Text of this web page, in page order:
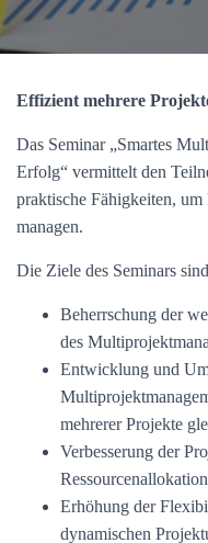
Effizient mehrere
Das Seminar „Smartes
Erfolg“ vermittelt den
praktische Fähigkeiten,
managen.
Die Ziele des Seminars
Beherrschung der
des
Entwicklung und
mehrerer Projekte
Verbesserung der
Erhöhung der
dynamischen